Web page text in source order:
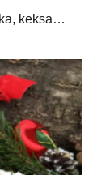
keksa…